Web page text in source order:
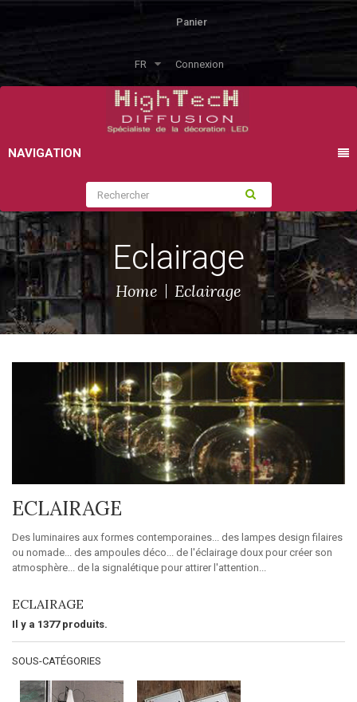
Panier
FR Connexion
NAVIGATION
Eclairage
Home Eclairage
ECLAIRAGE
Des luminaires aux formes contemporaines... des lampes design filaires
ou nomade... des ampoules déco... de l'éclairage doux pour créer son
atmosphère... de la signalétique pour attirer l'attention...
ECLAIRAGE
Il y a 1377 produits.
SOUS-CATÉGORIES